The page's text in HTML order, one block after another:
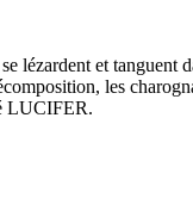
lézardent et
les
LUCIFER.